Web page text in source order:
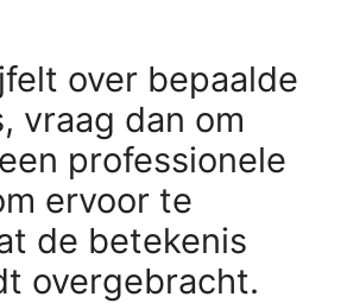
over bepaalde
vraag dan om
professionele
ervoor te
de betekenis
overgebracht.